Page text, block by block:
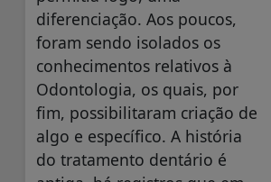
diferenciação. Aos poucos,
foram sendo isolados os
conhecimentos relativos à
Odontologia, os quais, por
fim, possibilitaram criação de
algo e específico. A história
do tratamento dentário é